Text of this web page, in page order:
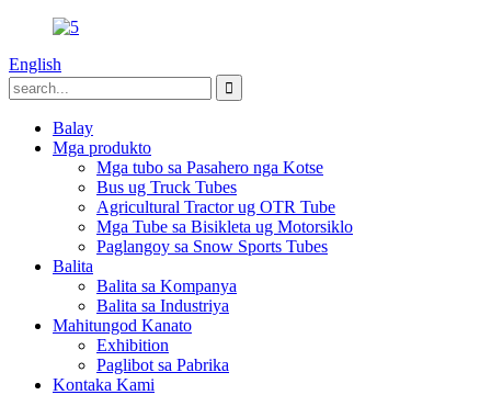
English
Balay
Mga produkto
Mga tubo sa Pasahero nga Kotse
Bus ug Truck Tubes
Agricultural Tractor ug OTR Tube
Mga Tube sa Bisikleta ug Motorsiklo
Paglangoy sa Snow Sports Tubes
Balita
Balita sa Kompanya
Balita sa Industriya
Mahitungod Kanato
Exhibition
Paglibot sa Pabrika
Kontaka Kami